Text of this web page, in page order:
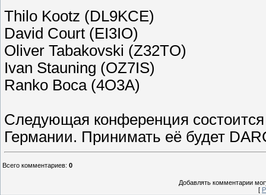
Thilo Kootz (DL9KCE)
David Court (EI3IO)
Oliver Tabakovski (Z32TO)
Ivan Stauning (OZ7IS)
Ranko Boca (4O3A)
Следующая конференция
Германии. Принимать её будет
Всего комментариев: 0
Добавлять комментарии
[